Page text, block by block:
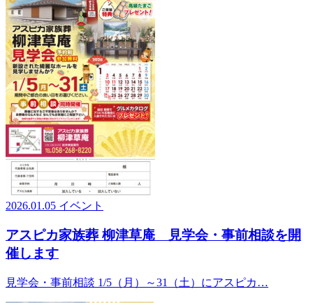
2026.01.05 イベント
アスピカ家族葬 柳津草庵 見学会・事前相談を開
催します
見学会・事前相談 1/5（月）～31（土）にアスピカ…